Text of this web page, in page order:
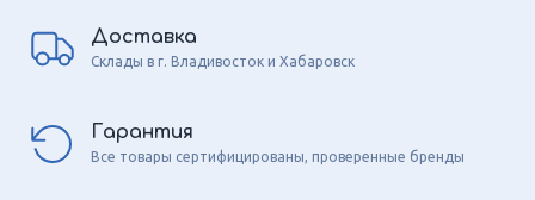
Доставка
Склады в г. Владивосток и Хабаровск
Гарантия
Все товары сертифицированы, проверенные бренды